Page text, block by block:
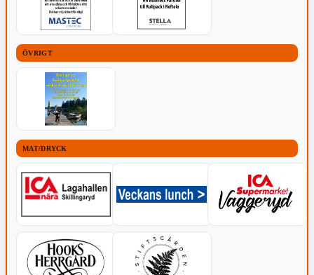
ÖVRIGT
MAT/DRYCK